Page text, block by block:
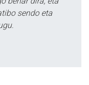
sendo eta